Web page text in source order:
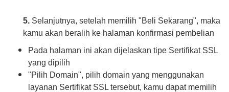
5. Selanjutnya, setelah memilih "Beli Sekarang", maka
kamu akan beralih ke halaman konfirmasi pembelian
Pada halaman ini akan dijelaskan tipe Sertifikat SSL
yang dipilih
"Pilih Domain", pilih domain yang menggunakan
layanan Sertifikat SSL tersebut, kamu dapat memilih